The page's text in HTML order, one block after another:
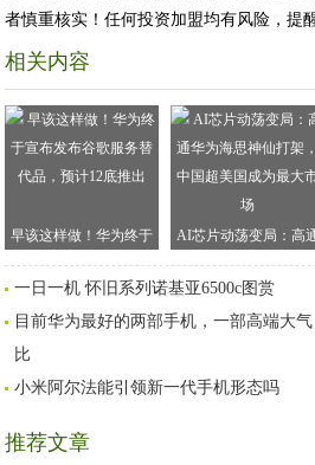
者慎重核实！任何投资加盟均有风险，提
相关内容
早该这样做！华为终于
宣布发布谷歌服务替代
品，预计12底推出
AI芯片动荡变局：高
华为海思神仙打架，中
国超美国成为最大市场
一日一机 怀旧系列诺基亚6500c图赏
目前华为最好的两部手机，一部高端大
比
小米阿尔法能引领新一代手机形态吗
推荐文章